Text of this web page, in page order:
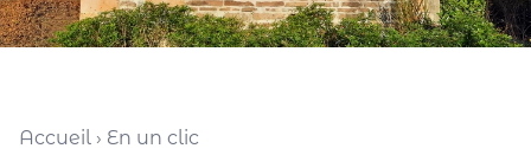
Accueil › En un clic